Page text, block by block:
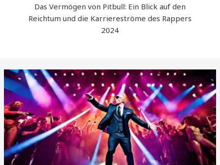
Das Vermögen von Pitbull: Ein Blick auf den
Reichtum und die Karriereströme des Rappers
2024